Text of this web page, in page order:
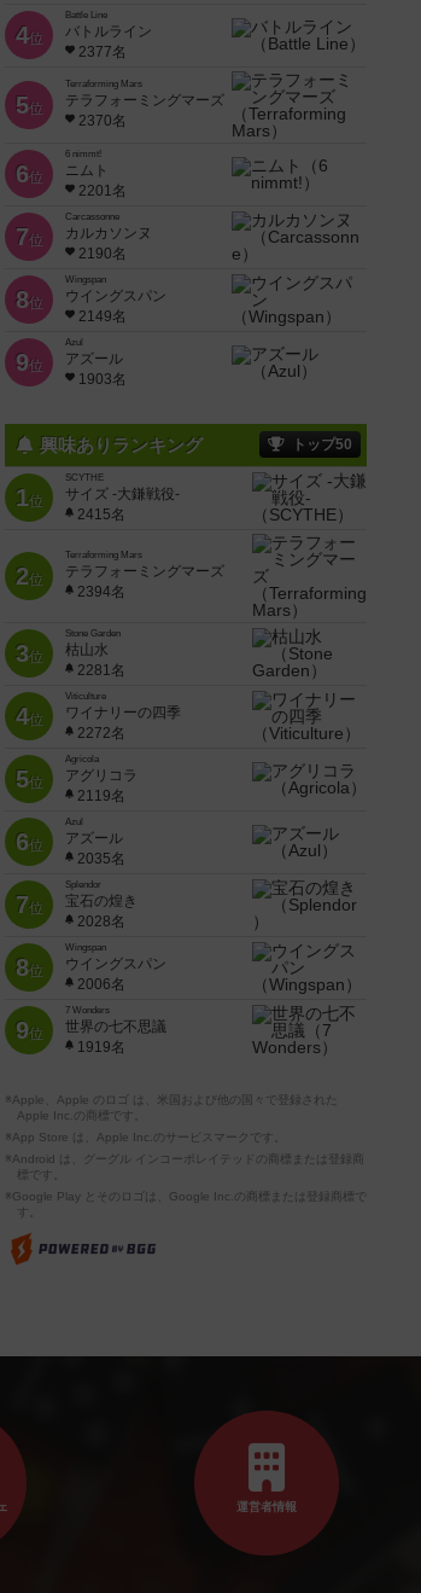
4位
Battle Line
バトルライン
2377名
5位
Terraforming Mars
テラフォーミングマーズ
2370名
6位
6 nimmt!
ニムト
2201名
7位
Carcassonne
カルカソンヌ
2190名
8位
Wingspan
ウイングスパン
2149名
9位
Azul
アズール
1903名
興味ありランキング トップ50
1位
SCYTHE
サイズ -大鎌戦役-
2415名
2位
Terraforming Mars
テラフォーミングマーズ
2394名
3位
Stone Garden
枯山水
2281名
4位
Viticulture
ワイナリーの四季
2272名
5位
Agricola
アグリコラ
2119名
6位
Azul
アズール
2035名
7位
Splendor
宝石の煌き
2028名
8位
Wingspan
ウイングスパン
2006名
9位
7 Wonders
世界の七不思議
1919名
※Apple、Apple のロゴ は、米国および他の国々で登録された
Apple Inc.の商標です。
※App Store は、Apple Inc.のサービスマークです。
※Android は、グーグル インコーポレイテッドの商標または登録商
標です。
※Google Play とそのロゴは、Google Inc.の商標または登録商標で
す。
運営者情報